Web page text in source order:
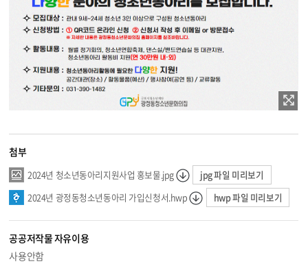
첨부
2024년 청소년동아리지원사업 홍보물.jpg
jpg 파일 미리보기
2024년 광정동청소년동아리 가입신청서.hwp
hwp 파일 미리보기
공공저작물 자유이용
사용안함